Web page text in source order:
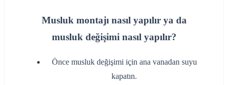
Musluk montajı nasıl yapılır ya da
musluk değişimi nasıl yapılır?
‌Önce musluk değişimi için ana vanadan suyu
kapatın.